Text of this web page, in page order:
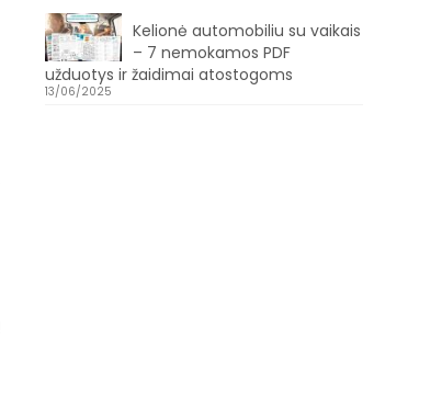
Kelionė automobiliu su vaikais
– 7 nemokamos PDF
užduotys ir žaidimai atostogoms
13/06/2025